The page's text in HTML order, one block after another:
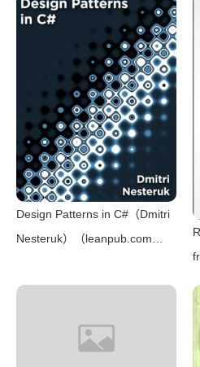
Design Patterns in C#（Dmitri
Nesteruk）（leanpub.com